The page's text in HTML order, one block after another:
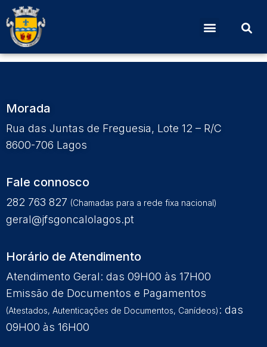
Edital Nº 21 – Reunião
Ordinárias ano 2021
Morada
Rua das Juntas de Freguesia, Lote 12 – R/C
8600-706 Lagos
Fale connosco
282 763 827 (Chamadas para a rede fixa nacional)
geral@jfsgoncalolagos.pt
Horário de Atendimento
Atendimento Geral: das 09H00 às 17H00
Emissão de Documentos e Pagamentos
(Atestados, Autenticações de Documentos, Canídeos) : das
09H00 às 16H00